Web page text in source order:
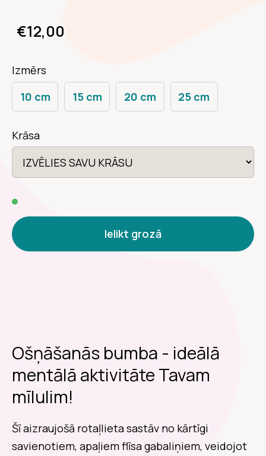
€12,00
Izmērs
10 cm
15 cm 20 cm 25 cm
Krāsa
Ielikt grozā
Ošņāšanās bumba - ideālā
mentālā aktivitāte Tavam
mīlulim!
Šī aizraujošā rotaļlieta sastāv no kārtīgi
savienotiem, apaļiem flīsa gabaliņiem, veidojot